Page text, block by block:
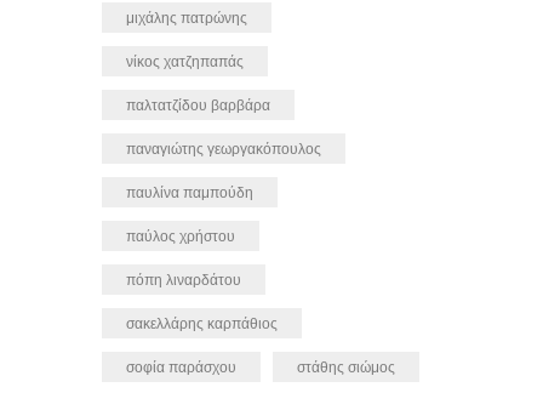
μιχάλης πατρώνης
νίκος χατζηπαπάς
παλτατζίδου βαρβάρα
παναγιώτης γεωργακόπουλος
παυλίνα παμπούδη
παύλος χρήστου
πόπη λιναρδάτου
σακελλάρης καρπάθιος
σοφία παράσχου στάθης σιώμος